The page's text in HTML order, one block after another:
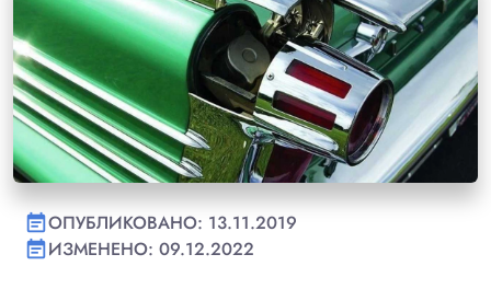
event_noteОПУБЛИКОВАНО: 13.11.2019
event_noteИЗМЕНЕНО: 09.12.2022